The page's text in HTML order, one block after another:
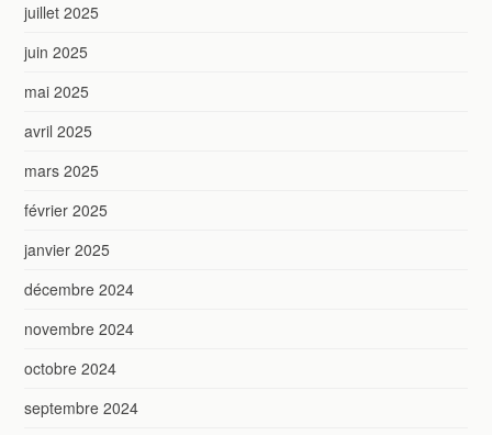
juillet 2025
juin 2025
mai 2025
avril 2025
mars 2025
février 2025
janvier 2025
décembre 2024
novembre 2024
octobre 2024
septembre 2024